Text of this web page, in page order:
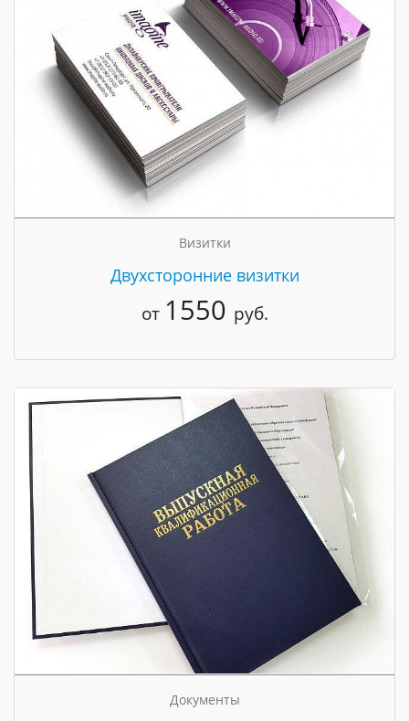
Визитки
Двухсторонние визитки
от 1550 руб.
Документы